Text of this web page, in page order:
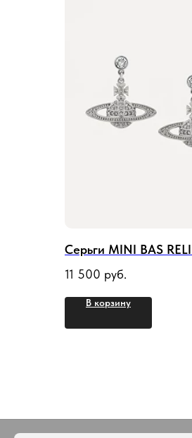
Серьги MINI BAS
11 500 руб.
В корзину